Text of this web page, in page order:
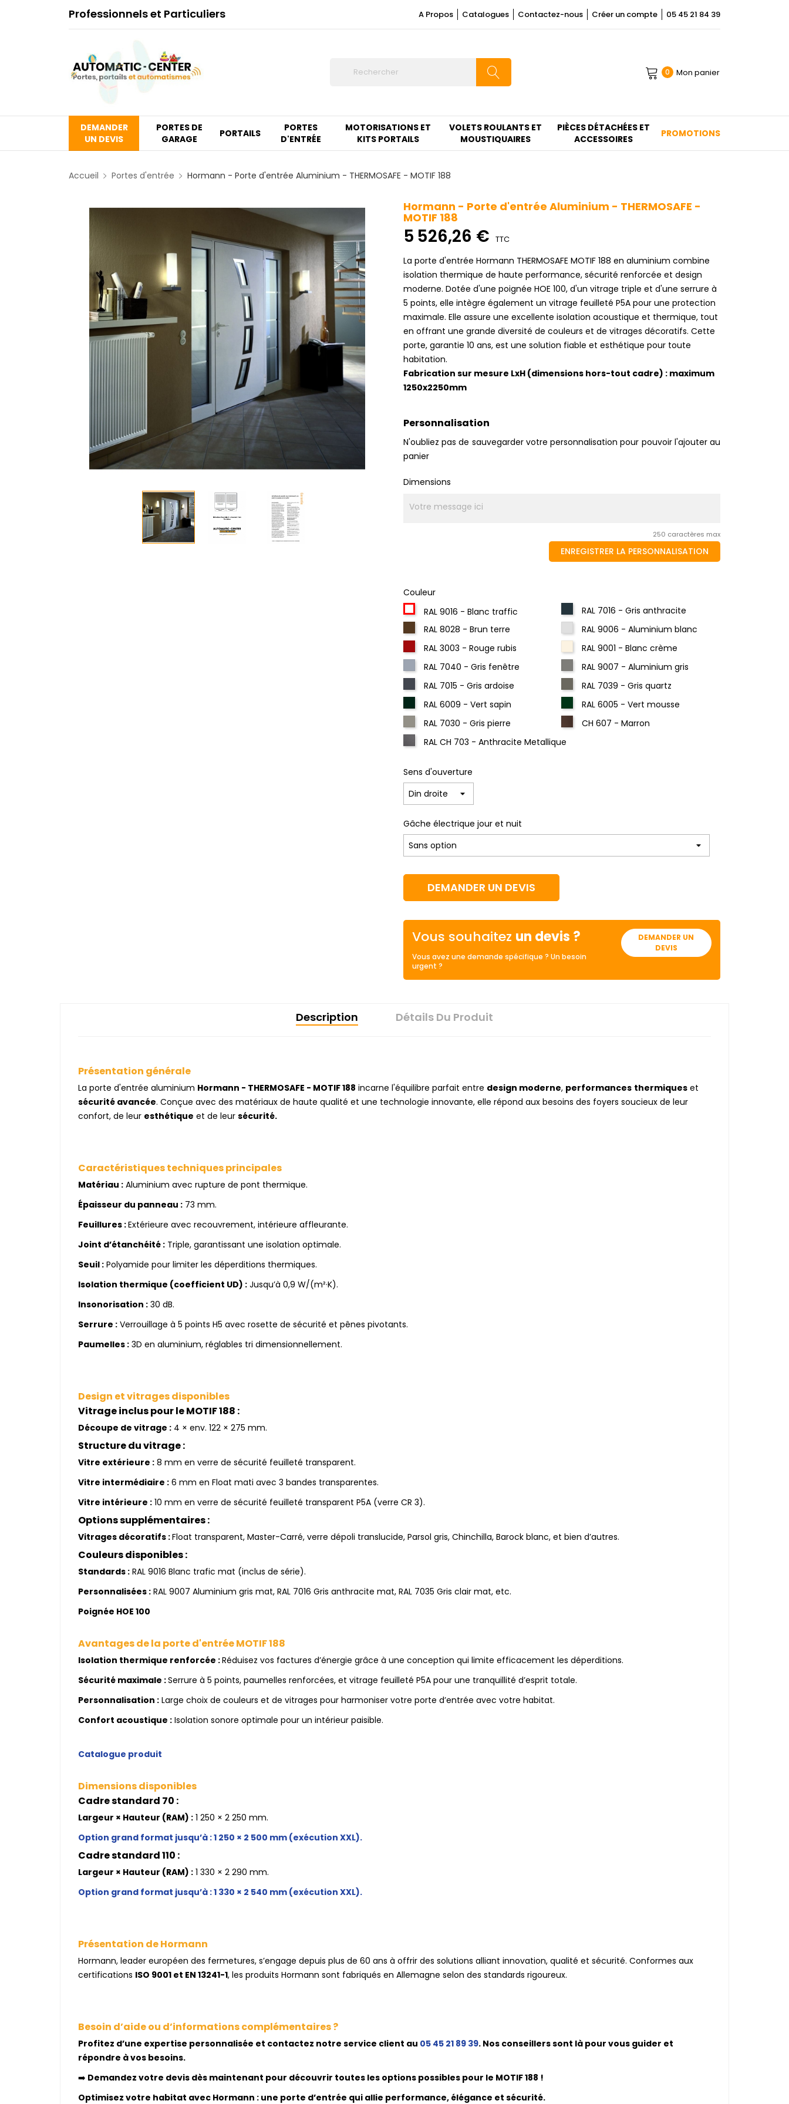
Professionnels et Particuliers A Propos Catalogues Contactez-nous Créer un compte 05 45 21 84 39
0 Mon panier
DEMANDER
UN DEVIS
PORTES DE
GARAGE
PORTAILS
PORTES
D'ENTRÉE
MOTORISATIONS ET
KITS PORTAILS
VOLETS ROULANTS ET
MOUSTIQUAIRES
PIÈCES DÉTACHÉES ET
ACCESSOIRES
PROMOTIONS
Accueil Portes d'entrée Hormann - Porte d'entrée Aluminium - THERMOSAFE - MOTIF 188
Hormann - Porte d'entrée Aluminium - THERMOSAFE -
MOTIF 188
5 526,26 € TTC
La porte d'entrée Hormann THERMOSAFE MOTIF 188 en aluminium combine
isolation thermique de haute performance, sécurité renforcée et design
moderne. Dotée d'une poignée HOE 100, d'un vitrage triple et d'une serrure à
5 points, elle intègre également un vitrage feuilleté P5A pour une protection
maximale. Elle assure une excellente isolation acoustique et thermique, tout
en offrant une grande diversité de couleurs et de vitrages décoratifs. Cette
porte, garantie 10 ans, est une solution fiable et esthétique pour toute
habitation.
Fabrication sur mesure LxH (dimensions hors-tout cadre) : maximum
1250x2250mm
Personnalisation
N'oubliez pas de sauvegarder votre personnalisation pour pouvoir l'ajouter au
panier
Dimensions
250 caractères max
ENREGISTRER LA PERSONNALISATION
Couleur
RAL 9016 - Blanc traffic
RAL 7016 - Gris anthracite
RAL 8028 - Brun terre
RAL 9006 - Aluminium blanc
RAL 3003 - Rouge rubis
RAL 9001 - Blanc crème
RAL 7040 - Gris fenêtre
RAL 9007 - Aluminium gris
RAL 7015 - Gris ardoise
RAL 7039 - Gris quartz
RAL 6009 - Vert sapin
RAL 6005 - Vert mousse
RAL 7030 - Gris pierre
CH 607 - Marron
RAL CH 703 - Anthracite Metallique
Sens d'ouverture
Gâche électrique jour et nuit
DEMANDER UN DEVIS
Vous souhaitez un devis ?
Vous avez une demande spécifique ? Un besoin
urgent ?
DEMANDER UN
DEVIS
Description Détails Du Produit
Présentation générale
La porte d'entrée aluminium Hormann - THERMOSAFE - MOTIF 188 incarne l'équilibre parfait entre design moderne, performances thermiques et
sécurité avancée. Conçue avec des matériaux de haute qualité et une technologie innovante, elle répond aux besoins des foyers soucieux de leur
confort, de leur esthétique et de leur sécurité.
Caractéristiques techniques principales
Matériau : Aluminium avec rupture de pont thermique.
Épaisseur du panneau : 73 mm.
Feuillures :Extérieure avec recouvrement, intérieure affleurante.
Joint d’étanchéité : Triple, garantissant une isolation optimale.
Seuil : Polyamide pour limiter les déperditions thermiques.
Isolation thermique (coefficient UD) : Jusqu’à 0,9 W/(m²·K).
Insonorisation : 30 dB.
Serrure : Verrouillage à 5 points H5 avec rosette de sécurité et pênes pivotants.
Paumelles : 3D en aluminium, réglables tri dimensionnellement.
Design et vitrages disponibles
Vitrage inclus pour le MOTIF 188 :
Découpe de vitrage : 4 × env. 122 × 275 mm.
Structure du vitrage :
Vitre extérieure : 8 mm en verre de sécurité feuilleté transparent.
Vitre intermédiaire : 6 mm en Float mati avec 3 bandes transparentes.
Vitre intérieure : 10 mm en verre de sécurité feuilleté transparent P5A (verre CR 3).
Options supplémentaires :
Vitrages décoratifs :Float transparent, Master-Carré, verre dépoli translucide, Parsol gris, Chinchilla, Barock blanc, et bien d’autres.
Couleurs disponibles :
Standards : RAL 9016 Blanc trafic mat (inclus de série).
Personnalisées : RAL 9007 Aluminium gris mat, RAL 7016 Gris anthracite mat, RAL 7035 Gris clair mat, etc.
Poignée HOE 100
Avantages de la porte d'entrée MOTIF 188
Isolation thermique renforcée :Réduisez vos factures d’énergie grâce à une conception qui limite efficacement les déperditions.
Sécurité maximale :Serrure à 5 points, paumelles renforcées, et vitrage feuilleté P5A pour une tranquillité d’esprit totale.
Personnalisation : Large choix de couleurs et de vitrages pour harmoniser votre porte d’entrée avec votre habitat.
Confort acoustique : Isolation sonore optimale pour un intérieur paisible.
Catalogue produit
Dimensions disponibles
Cadre standard 70 :
Largeur × Hauteur (RAM) : 1 250 × 2 250 mm.
Option grand format jusqu’à : 1 250 × 2 500 mm (exécution XXL).
Cadre standard 110 :
Largeur × Hauteur (RAM) : 1 330 × 2 290 mm.
Option grand format jusqu’à : 1 330 × 2 540 mm (exécution XXL).
Présentation de Hormann
Hormann, leader européen des fermetures, s’engage depuis plus de 60 ans à offrir des solutions alliant innovation, qualité et sécurité. Conformes aux
certifications ISO 9001 et EN 13241-1, les produits Hormann sont fabriqués en Allemagne selon des standards rigoureux.
Besoin d’aide ou d’informations complémentaires ?
Profitez d’une expertise personnalisée et contactez notre service client au 05 45 21 89 39. Nos conseillers sont là pour vous guider et
répondre à vos besoins.
➡️ Demandez votre devis dès maintenant pour découvrir toutes les options possibles pour le MOTIF 188 !
Optimisez votre habitat avec Hormann : une porte d’entrée qui allie performance, élégance et sécurité.